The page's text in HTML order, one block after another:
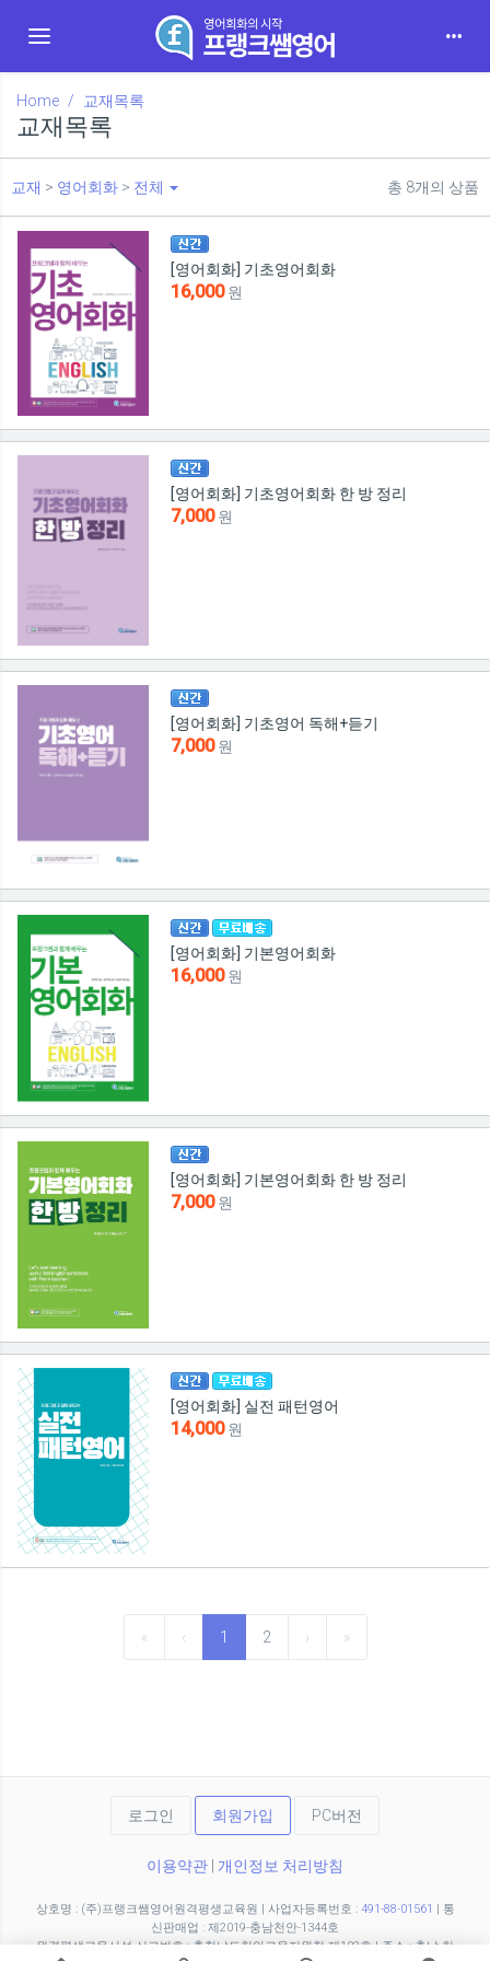
Toggle navigation
Home 교재목록
교재목록
교재 > 영어회화 > 전체 총 8개의 상품
[영어회화] 기초영어회화
16,000원
[영어회화] 기초영어회화 한 방 정리
7,000원
[영어회화] 기초영어 독해+듣기
7,000원
[영어회화] 기본영어회화
16,000원
[영어회화] 기본영어회화 한 방 정리
7,000원
[영어회화] 실전 패턴영어
14,000원
« ‹ 1 2 › »
로그인 회원가입 PC버전
이용약관 개인정보 처리방침
상호명 : (주)프랭크쌤영어원격평생교육원 | 사업자등록번호 : 491-88-01561 | 통
신판매업 : 제2019-충남천안-1344호
원격평생교육시설 신고번호 : 충청남도천안교육지원청 제102호 | 주소 : 충남 천